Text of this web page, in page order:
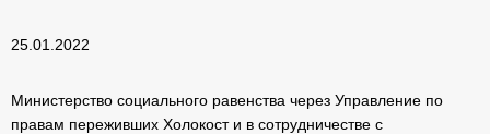
25.01.2022
Министерство социального равенства через Управление по
правам переживших Холокост и в сотрудничестве с